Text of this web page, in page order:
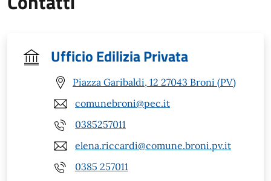
Ufficio Edilizia Privata
Piazza Garibaldi, 12 27043 Broni (PV)
comunebroni@pec.it
0385257011
elena.riccardi@comune.broni.pv.it
0385 257011